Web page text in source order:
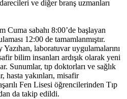
ve diğer branş uzmanları
Cuma sabahı 8:00’de başlayan
12:00 de tamamlanmıştır.
laboratuvar uygulamalarını
bilim insanları ardışık olarak yeni
Sunumlar, tıp doktorları ve sağlık
hasta yakınları, misafir
Fen Lisesi öğrencilerinden Tıp
da takip edildi.